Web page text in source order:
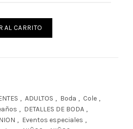
héroe. cantidad
AL CARRITO
, ADULTOS , Boda , Cole ,
, DETALLES DE BODA ,
, Eventos especiales ,